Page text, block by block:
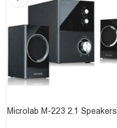
Microlab M-223 2.1 Speakers